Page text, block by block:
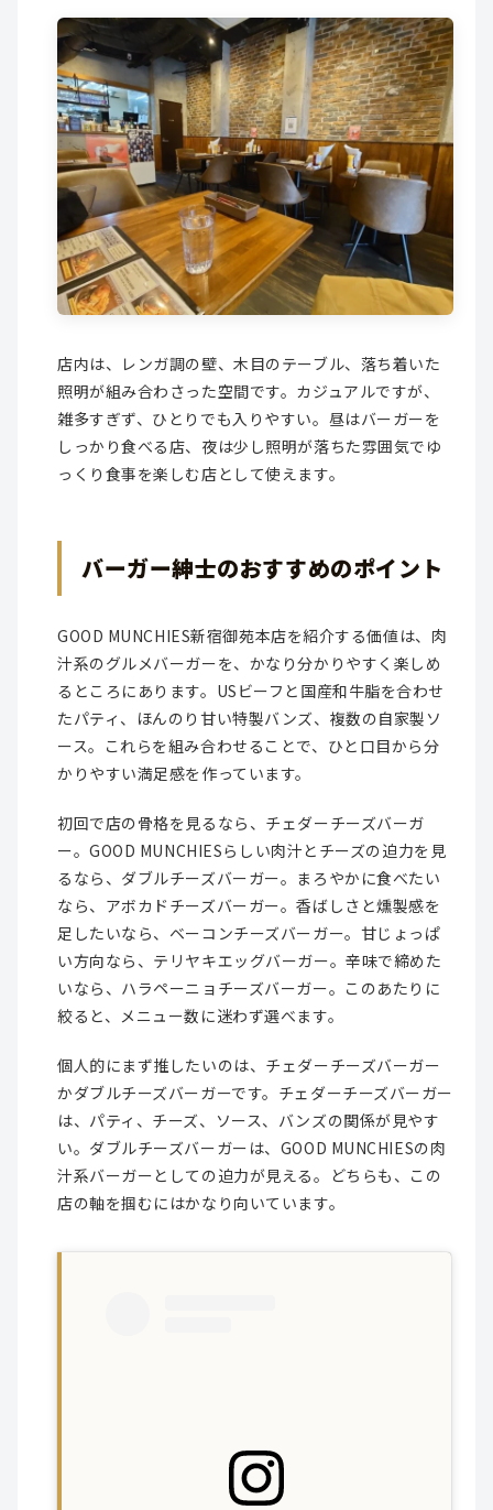
店内は、レンガ調の壁、木目のテーブル、落ち着いた
照明が組み合わさった空間です。カジュアルですが、
雑多すぎず、ひとりでも入りやすい。昼はバーガーを
しっかり食べる店、夜は少し照明が落ちた雰囲気でゆ
っくり食事を楽しむ店として使えます。
バーガー紳士のおすすめのポイント
GOOD MUNCHIES新宿御苑本店を紹介する価値は、肉
汁系のグルメバーガーを、かなり分かりやすく楽しめ
るところにあります。USビーフと国産和牛脂を合わせ
たパティ、ほんのり甘い特製バンズ、複数の自家製ソ
ース。これらを組み合わせることで、ひと口目から分
かりやすい満足感を作っています。
初回で店の骨格を見るなら、チェダーチーズバーガ
ー。GOOD MUNCHIESらしい肉汁とチーズの迫力を見
るなら、ダブルチーズバーガー。まろやかに食べたい
なら、アボカドチーズバーガー。香ばしさと燻製感を
足したいなら、ベーコンチーズバーガー。甘じょっぱ
い方向なら、テリヤキエッグバーガー。辛味で締めた
いなら、ハラペーニョチーズバーガー。このあたりに
絞ると、メニュー数に迷わず選べます。
個人的にまず推したいのは、チェダーチーズバーガー
かダブルチーズバーガーです。チェダーチーズバーガー
は、パティ、チーズ、ソース、バンズの関係が見やす
い。ダブルチーズバーガーは、GOOD MUNCHIESの肉
汁系バーガーとしての迫力が見える。どちらも、この
店の軸を掴むにはかなり向いています。